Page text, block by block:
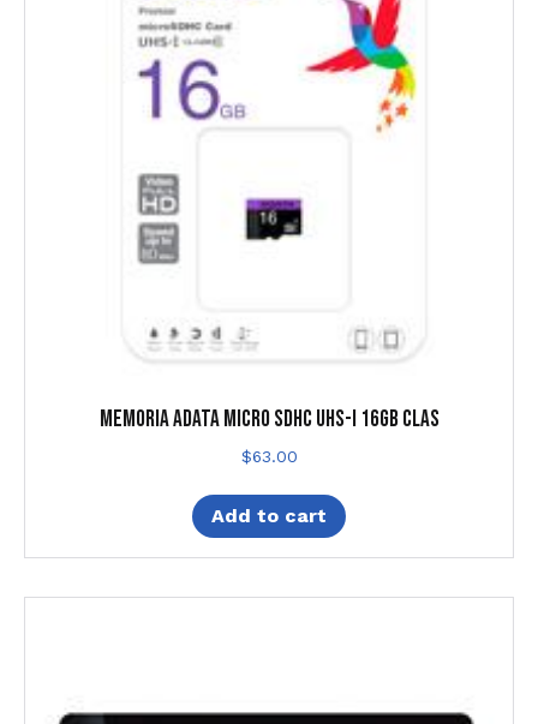
MEMORIA ADATA MICRO SDHC UHS-I 16GB CLAS
$63.00
Add to cart